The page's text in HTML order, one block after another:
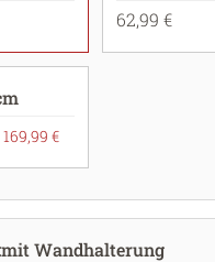
62,99 €
169,99 €
:mit Wandhalterung